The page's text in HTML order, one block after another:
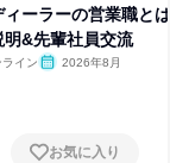
ィーラーの営業職と
明&先輩社員交流
ライン
2026年8月
お気に入り